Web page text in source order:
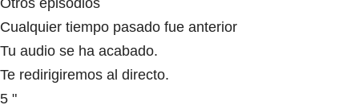
Cualquier tiempo pasado fue anterior
Tu audio se ha acabado.
Te redirigiremos al directo.
5 "